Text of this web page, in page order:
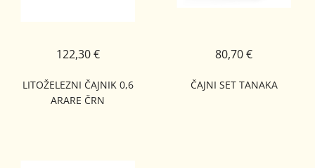
LITOŽELEZNI ČAJNIK 0,6
ARARE ČRN
122,30 €
ČAJNI SET TANAKA
80,70 €